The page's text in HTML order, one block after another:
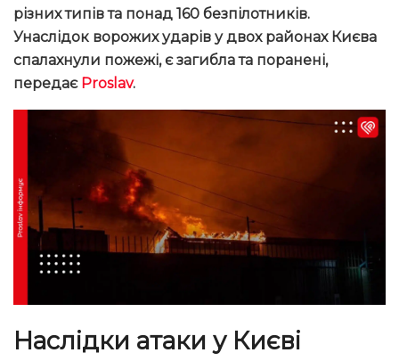
різних типів та понад 160 безпілотників.
Унаслідок ворожих ударів у двох районах Києва
спалахнули пожежі, є загибла та поранені,
передає Proslav.
Наслідки атаки у Києві